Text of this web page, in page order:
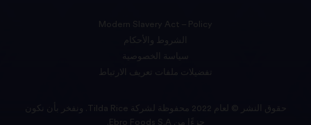
Modern Slavery Act – Policy
الشروط والأحكام
سياسة الخصوصية
تفضيلات ملفات تعريف الارتباط
حقوق النشر © لعام 2022 محفوظة لشركة Tilda Rice. ونفخر بأن نكون
جزءًا من Ebro Foods S.A.